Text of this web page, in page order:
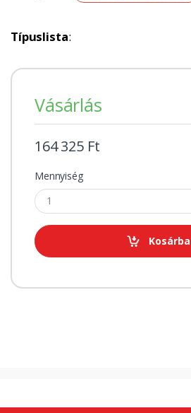
Típuslista:
Vásárlás
164 325 Ft
Mennyiség
Kosárba